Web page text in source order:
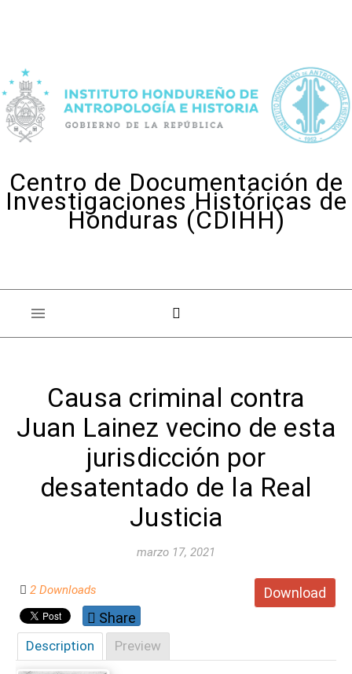
Centro de Documentación de
Investigaciones Históricas de
Honduras (CDIHH)
Causa criminal contra
Juan Lainez vecino de esta
jurisdicción por
desatentado de la Real
Justicia
marzo 17, 2021
Download
2 Downloads
Share
Description Preview